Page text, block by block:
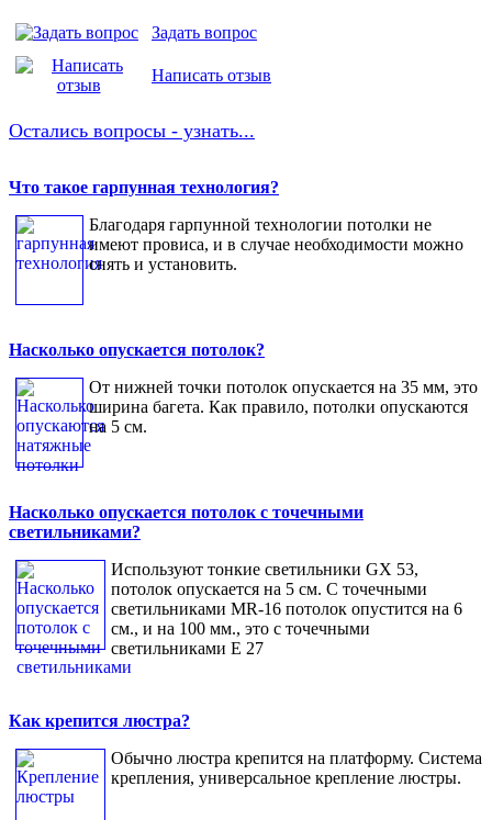
Задать вопрос
Написать отзыв
Остались вопросы - узнать...
Что такое гарпунная технология?
Благодаря гарпунной технологии потолки не
имеют провиса, и в случае необходимости можно
снять и установить.
Насколько опускается потолок?
От нижней точки потолок опускается на 35 мм, это
ширина багета. Как правило, потолки опускаются
на 5 см.
Насколько опускается потолок с точечными
светильниками?
Используют тонкие светильники GX 53,
потолок опускается на 5 см. С точечными
светильниками MR-16 потолок опустится на 6
см., и на 100 мм., это с точечными
светильниками Е 27
Как крепится люстра?
Обычно люстра крепится на платформу. Система
крепления, универсальное крепление люстры.